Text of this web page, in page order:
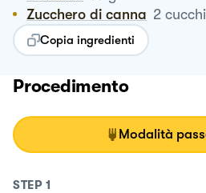
Zucchero di canna 2
Copia ingredienti
Procedimento
Modalità
STEP 1